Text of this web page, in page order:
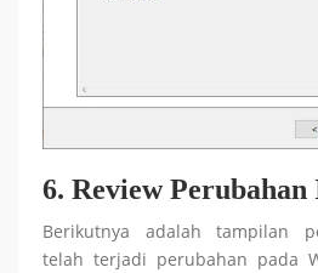
6. Review Perubahan
Berikutnya adalah tampilan
telah terjadi perubahan pada